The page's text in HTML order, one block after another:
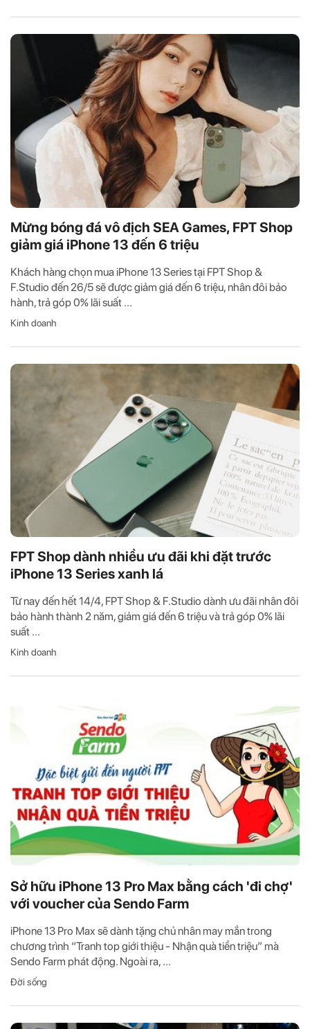
Mừng bóng đá vô địch SEA Games, FPT Shop
giảm giá iPhone 13 đến 6 triệu
Khách hàng chọn mua iPhone 13 Series tại FPT Shop &
F.Studio đến 26/5 sẽ được giảm giá đến 6 triệu, nhân đôi bảo
hành, trả góp 0% lãi suất ...
Kinh doanh
FPT Shop dành nhiều ưu đãi khi đặt trước
iPhone 13 Series xanh lá
Từ nay đến hết 14/4, FPT Shop & F.Studio dành ưu đãi nhân đôi
bảo hành thành 2 năm, giảm giá đến 6 triệu và trả góp 0% lãi
suất ...
Kinh doanh
Sở hữu iPhone 13 Pro Max bằng cách 'đi chợ'
với voucher của Sendo Farm
iPhone 13 Pro Max sẽ dành tặng chủ nhân may mắn trong
chương trình “Tranh top giới thiệu - Nhận quà tiền triệu” mà
Sendo Farm phát động. Ngoài ra, ...
Đời sống